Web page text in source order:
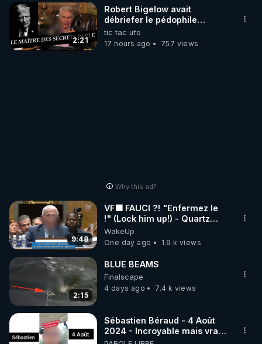
2:21
Robert Bigelow avait
débriefer le pédophile
génocidaire de donald j
trump
tic tac ufo
17 hours ago
757 views
Why this ad?
9:48
VF🟩 FAUCI ?! "Enfermez le
!" (Lock him up!) - Quartz
Traduction
WakeUp
One day ago
1.9 k views
2:15
BLUE BEAMS
Finalscape
4 days ago
7.4 k views
Sébastien Béraud - 4 Août
2024 - Incroyable mais vrai,
partagez svp...